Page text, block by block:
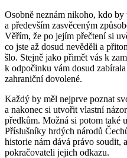
Osobně neznám nikoho, kdo
a především zasvěceným
Věřím, že po jejím přečtení si
co jste až dosud nevěděli a
šlo. Stejně jako přimět vás k
k odpočinku vám dosud
zahraniční dovolené.
Každý by měl nejprve poznat
a nakonec si utvořit vlastní
předkům. Možná si potom také
Příslušníky hrdých národů
historie nám dává právo soudit,
pokračovateli jejich odkazu.